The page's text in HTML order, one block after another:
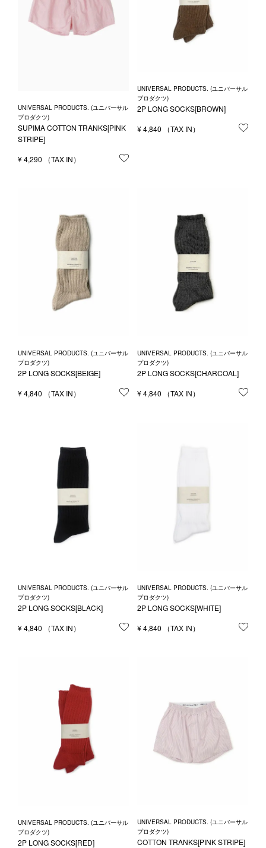
UNIVERSAL PRODUCTS. (ユニバーサル
プロダクツ)
SUPIMA COTTON TRANKS[PINK
STRIPE]
¥4,290
UNIVERSAL PRODUCTS. (ユニバーサル
プロダクツ)
2P LONG SOCKS[BROWN]
¥4,840
UNIVERSAL PRODUCTS. (ユニバーサル
プロダクツ)
2P LONG SOCKS[BEIGE]
¥4,840 お気に入りに登録する
UNIVERSAL PRODUCTS. (ユニバーサル
プロダクツ)
2P LONG SOCKS[CHARCOAL]
¥4,840
UNIVERSAL PRODUCTS. (ユニバーサル
プロダクツ)
2P LONG SOCKS[BLACK]
¥4,840 お気に入りに登録する
UNIVERSAL PRODUCTS. (ユニバーサル
プロダクツ)
2P LONG SOCKS[WHITE]
¥4,840
UNIVERSAL PRODUCTS. (ユニバーサル
プロダクツ)
2P LONG SOCKS[RED]
UNIVERSAL PRODUCTS. (ユニバーサル
プロダクツ)
COTTON TRANKS[PINK STRIPE]